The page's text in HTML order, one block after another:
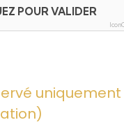
POUR VALIDER